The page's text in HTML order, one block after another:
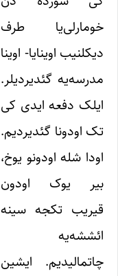
خومارلی‌یا طرف
دیکلنیب اوینایا- اوینا
مدرسه‌یه گئدیردیلر.
ایلک دفعه ایدی کی
تک اودونا گئدیردیم.
اودا شله اودونو یوخ،
بیر یوک اودون
قیریب تکجه سینه
ائششه‌یه
چاتمالیدیم. ایشین